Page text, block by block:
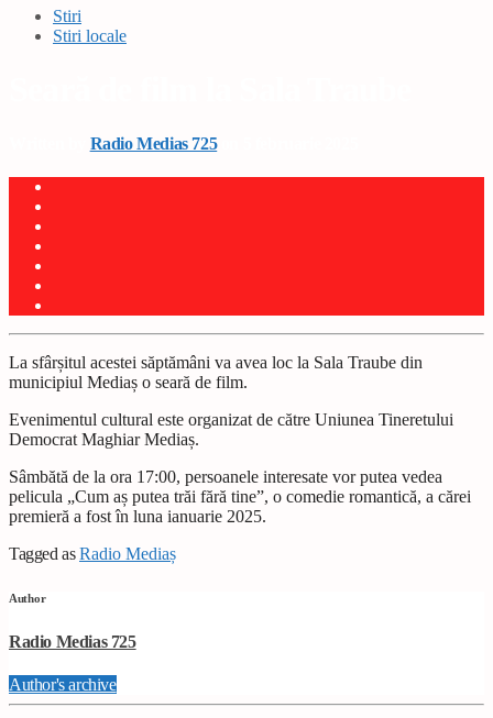
Stiri
Stiri locale
Radio Medias 725on 5 februarie 2025
La sfârșitul acestei săptămâni va avea loc la Sala Traube din
municipiul Mediaș o seară de film.
Evenimentul cultural este organizat de către Uniunea Tineretului
Democrat Maghiar Mediaș.
Sâmbătă de la ora 17:00, persoanele interesate vor putea vedea
pelicula „Cum aș putea trăi fără tine”, o comedie romantică, a cărei
premieră a fost în luna ianuarie 2025.
Tagged asRadio Mediaș
Author
Radio Medias 725
Author's archive